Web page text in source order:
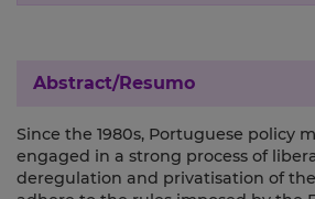
Abstract/Resumo
Since the 1980s, Portuguese policy
engaged in a strong process of
deregulation and privatisation of